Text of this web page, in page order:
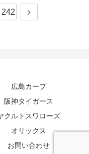
242
次
広島カープ
阪神タイガース
クルトスワローズ
オリックス
お問い合わせ